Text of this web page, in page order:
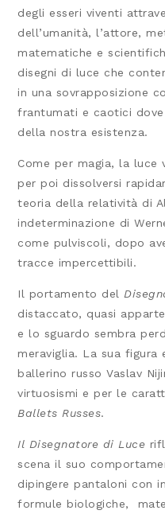
degli esseri viventi
dell’umanità, l’attore,
matematiche e
disegni di luce che
in una sovrapposizione
frantumati e caotici
della nostra esistenza.
Come per magia, la luce
per poi dissolversi
teoria della relatività di
indeterminazione di
come pulviscoli, dopo
tracce impercettibili.
Il portamento del
distaccato, quasi
e lo sguardo sembra
meraviglia. La sua figura
ballerino russo Vaslav
virtuosismi e per le
Ballets Russes.
Il Disegnatore di Luce
scena il suo
dipingere pantaloni con
formule biologiche,